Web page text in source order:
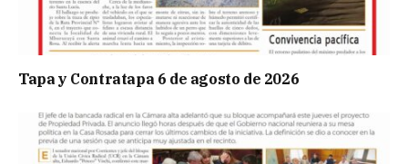
Tapa y Contratapa 6 de agosto de 2026